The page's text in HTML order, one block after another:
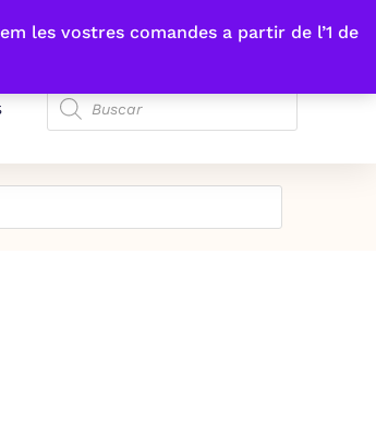
les vostres comandes a partir de l’1 de